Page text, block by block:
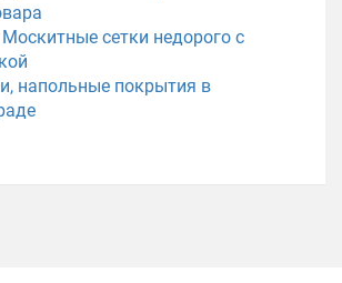
сетки недорого с
напольные покрытия в